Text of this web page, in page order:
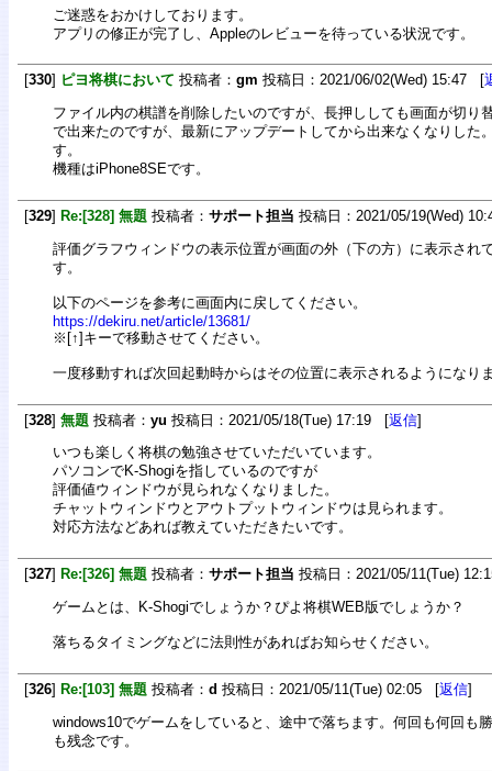
ご迷惑をおかけしております。
アプリの修正が完了し、Appleのレビューを待っている状況です。
[330] ピヨ将棋において 投稿者： gm 投稿日：2021/06/02(Wed) 15:47 [
ファイル内の棋譜を削除したいのですが、長押ししても画面が切り
で出来たのですが、最新にアップデートしてから出来なくなりした
す。
機種はiPhone8SEです。
[329] Re:[328] 無題 投稿者： サポート担当 投稿日：2021/05/19(Wed)
評価グラフウィンドウの表示位置が画面の外（下の方）に表示され
す。
以下のページを参考に画面内に戻してください。
https://dekiru.net/article/13681/
※[↑]キーで移動させてください。
一度移動すれば次回起動時からはその位置に表示されるようになり
[328] 無題 投稿者： yu 投稿日：2021/05/18(Tue) 17:19 [返信]
いつも楽しく将棋の勉強させていただいています。
パソコンでK-Shogiを指しているのですが
評価値ウィンドウが見られなくなりました。
チャットウィンドウとアウトプットウィンドウは見られます。
対応方法などあれば教えていただきたいです。
[327] Re:[326] 無題 投稿者： サポート担当 投稿日：2021/05/11(Tue)
ゲームとは、K-Shogiでしょうか？ぴよ将棋WEB版でしょうか？
落ちるタイミングなどに法則性があればお知らせください。
[326] Re:[103] 無題 投稿者： d 投稿日：2021/05/11(Tue) 02:05 [返信]
windows10でゲームをしていると、途中で落ちます。何回も何回も
も残念です。